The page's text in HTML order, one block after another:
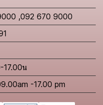
,092 670 9000
17.00น
-17.00 pm